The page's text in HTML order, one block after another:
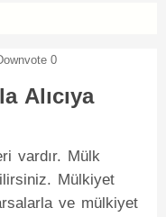
0
Alıcıya
vardır. Mülk
Mülkiyet
ve mülkiyet